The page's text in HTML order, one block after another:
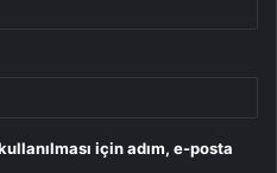
için adım, e-posta